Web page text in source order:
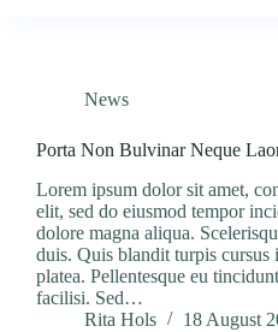
News
Porta Non Bulvinar Neque
Lorem ipsum dolor sit amet,
elit, sed do eiusmod tempor
dolore magna aliqua.
duis. Quis blandit turpis cursus
platea. Pellentesque eu
facilisi. Sed…
Rita Hols
18 August